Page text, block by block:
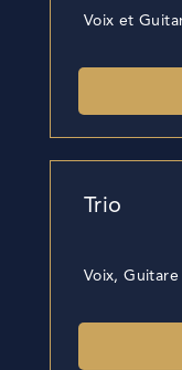
Voix et
Trio
Voix,